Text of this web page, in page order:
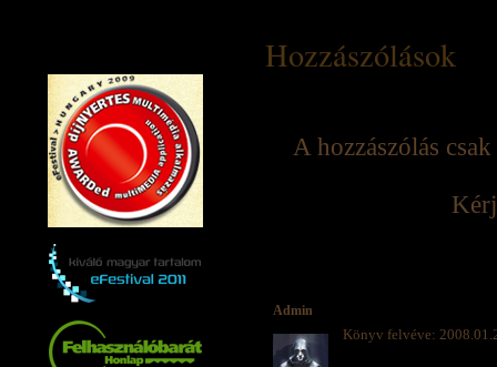
Hozzászólások
A hozzászólás
Admin
Könyv felvéve: